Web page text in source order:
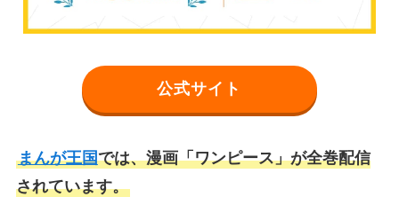
公式サイト
まんが王国では、漫画「ワンピース」が全巻配信
されています。